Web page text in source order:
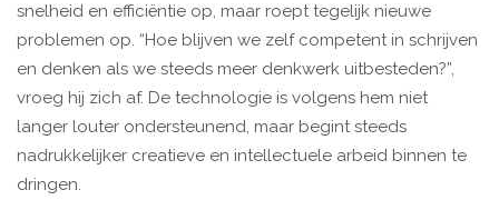
snelheid en efficiëntie op, maar roept tegelijk nieuwe
problemen op. “Hoe blijven we zelf competent in schrijven
en denken als we steeds meer denkwerk uitbesteden?”,
vroeg hij zich af. De technologie is volgens hem niet
langer louter ondersteunend, maar begint steeds
nadrukkelijker creatieve en intellectuele arbeid binnen te
dringen.